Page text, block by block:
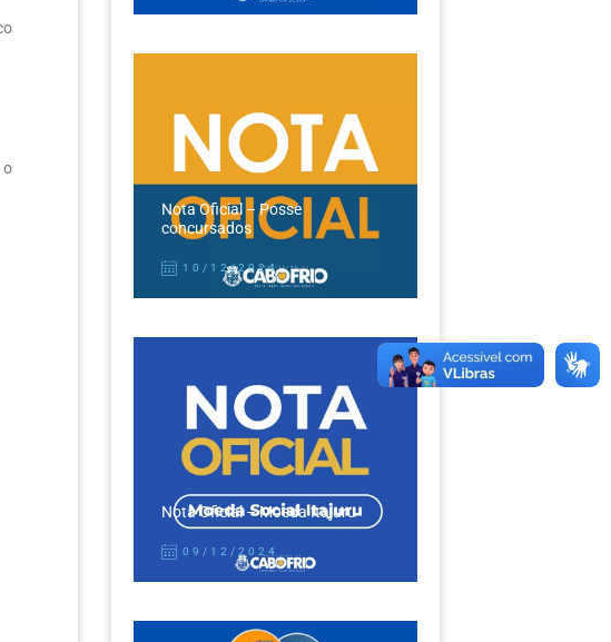
o
Nota Oficial – Posse
concursados
10/12/2024
Nota Oficial – Moeda Itajuru
09/12/2024